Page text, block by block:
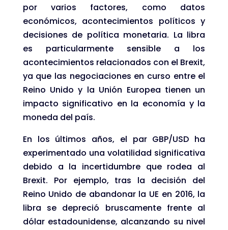
por varios factores, como datos
económicos, acontecimientos políticos y
decisiones de política monetaria. La libra
es particularmente sensible a los
acontecimientos relacionados con el Brexit,
ya que las negociaciones en curso entre el
Reino Unido y la Unión Europea tienen un
impacto significativo en la economía y la
moneda del país.
En los últimos años, el par GBP/USD ha
experimentado una volatilidad significativa
debido a la incertidumbre que rodea al
Brexit. Por ejemplo, tras la decisión del
Reino Unido de abandonar la UE en 2016, la
libra se depreció bruscamente frente al
dólar estadounidense, alcanzando su nivel